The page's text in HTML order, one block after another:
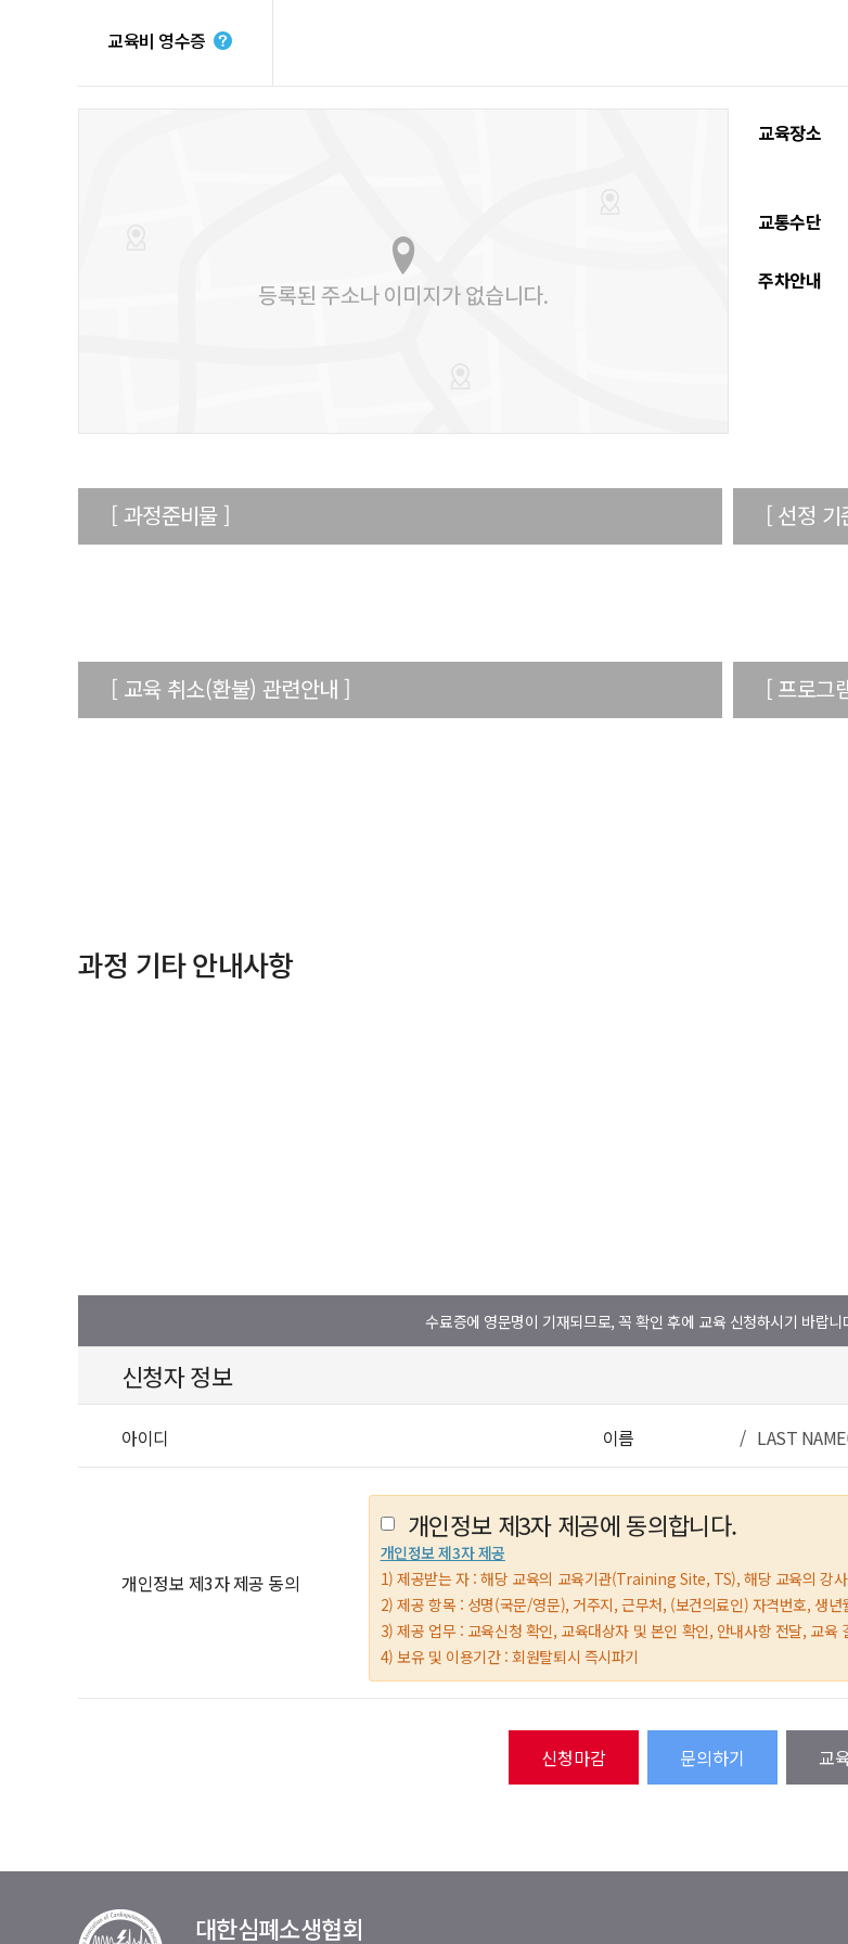
교육비 영수증
교육장소
교통수단
주차안내
[ 과정준비물 ]
[ 교육 취소(환불) 관련안내 ]
[ 선정 기
[ 프로그
과정 기타 안내사항
수료증에 영문명이 기재되므로, 꼭 확인 후에 교육 신청하시기 바랍니
신청자 정보
아이디 이름 / LAST
개인정보 제3자 제공 동의
개인정보 제3자 제공에 동의합니다.
개인정보 제3자 제공
1) 제공받는 자 : 해당 교육의 교육기관(Training Site, TS), 해당 교육의 강
2) 제공 항목 : 성명(국문/영문), 거주지, 근무처, (보건의료인) 자격번호, 생
3) 제공 업무 : 교육신청 확인, 교육대상자 및 본인 확인, 안내사항 전달, 교육
4) 보유 및 이용기간 : 회원탈퇴시 즉시파기
문의하기 교
대한심폐소생협회